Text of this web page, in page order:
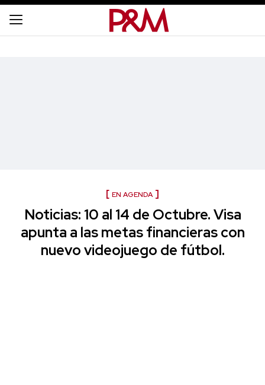
EN AGENDA
Noticias: 10 al 14 de Octubre. Visa
apunta a las metas financieras con
nuevo videojuego de fútbol.